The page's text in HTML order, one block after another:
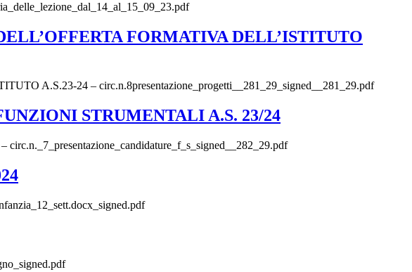
FORMATIVA DELL’ISTITUTO
A.S.23-24 – circ.n.8presentazione_progetti__281_29_signed__281_29.pdf
STRUMENTALI A.S. 23/24